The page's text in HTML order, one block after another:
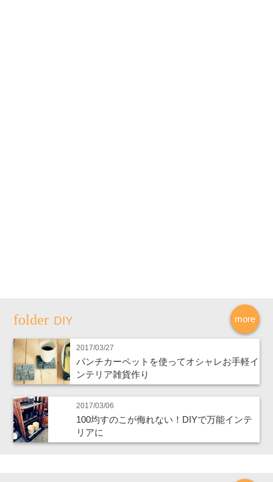
more
DIY
2017/03/27
パンチカーペットを使ってオシャレお手軽イ
ンテリア雑貨作り
2017/03/06
100均すのこが侮れない！DIYで万能インテ
リアに